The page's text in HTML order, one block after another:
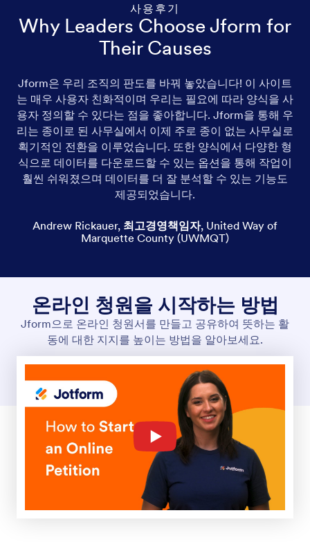
사용후기
Why Leaders Choose Jform for
Their Causes
Jform은 우리 조직의 판도를 바꿔 놓았습니다! 이 사이트
는 매우 사용자 친화적이며 우리는 필요에 따라 양식을 사
용자 정의할 수 있다는 점을 좋아합니다. Jform을 통해 우
리는 종이로 된 사무실에서 이제 주로 종이 없는 사무실로
획기적인 전환을 이루었습니다. 또한 양식에서 다양한 형
식으로 데이터를 다운로드할 수 있는 옵션을 통해 작업이
훨씬 쉬워졌으며 데이터를 더 잘 분석할 수 있는 기능도
제공되었습니다.
Andrew Rickauer, 최고경영책임자, United Way of
Marquette County (UWMQT)
온라인 청원을 시작하는 방법
Jform으로 온라인 청원서를 만들고 공유하여 뜻하는 활
동에 대한 지지를 높이는 방법을 알아보세요.